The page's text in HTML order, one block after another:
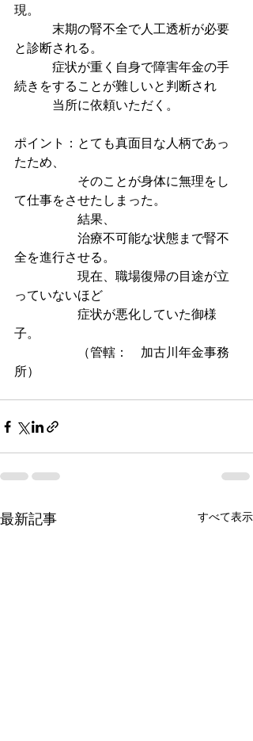
現。
末期の腎不全で人工透析が必要
と診断される。
症状が重く自身で障害年金の手
続きをすることが難しいと判断され
当所に依頼いただく。
ポイント：とても真面目な人柄であっ
たため、
そのことが身体に無理をし
て仕事をさせたしまった。
結果、
治療不可能な状態まで腎不
全を進行させる。
現在、職場復帰の目途が立
っていないほど
症状が悪化していた御様
子。
（管轄：　加古川年金事務
所）
最新記事 すべて表示